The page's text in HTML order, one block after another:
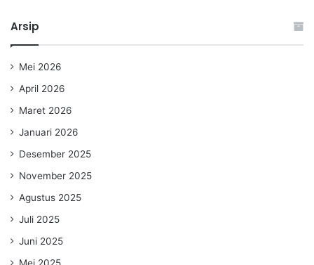
Arsip
Mei 2026
April 2026
Maret 2026
Januari 2026
Desember 2025
November 2025
Agustus 2025
Juli 2025
Juni 2025
Mei 2025